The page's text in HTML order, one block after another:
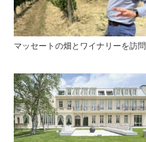
マッセートの畑とワイナリーを訪問